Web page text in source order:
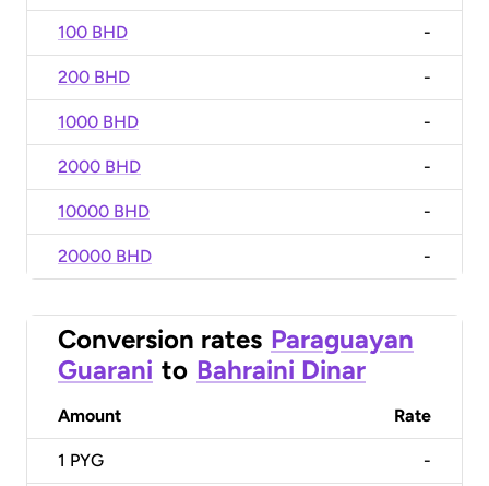
100 BHD -
200 BHD -
1000 BHD -
2000 BHD -
10000 BHD -
20000 BHD -
Conversion rates Paraguayan
Guarani to Bahraini Dinar
Amount Rate
1 PYG -